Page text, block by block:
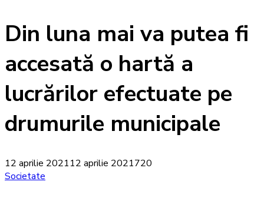
Din luna mai va putea fi
accesată o hartă a
lucrărilor efectuate pe
drumurile municipale
12 aprilie 202112 aprilie 2021720
Societate